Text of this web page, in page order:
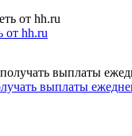
от hh.ru
выплаты